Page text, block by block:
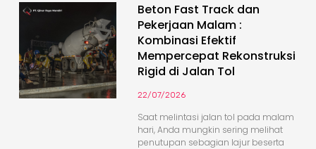
Beton Fast Track dan
Pekerjaan Malam :
Kombinasi Efektif
Mempercepat Rekonstruksi
Rigid di Jalan Tol
22/07/2026
Saat melintasi jalan tol pada malam
hari, Anda mungkin sering melihat
penutupan sebagian lajur beserta